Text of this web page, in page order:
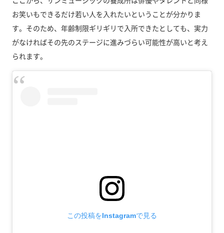
お笑いもできるだけ若い人を入れたいということが分かりま
す。そのため、年齢制限ギリギリで入所できたとしても、実力
がなければその先のステージに進みづらい可能性が高いと考え
られます。
この投稿をInstagramで見る